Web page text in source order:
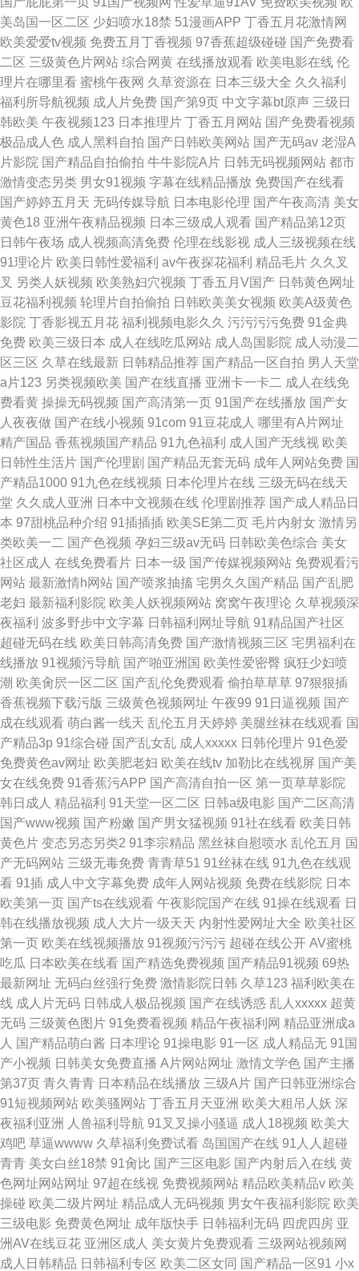
美岛国一区二区 少妇喷水18禁 51漫画APP 丁香五月花激情网
欧美爱爱tv视频 免费五月丁香视频 97香蕉超级碰碰 国产免费看
二区 三级黄色片网站 综合网黄 在线播放观看 欧美电影在线 伦
理片在哪里看 蜜桃午夜网 久草资源在 日本三级大全 久久福利
福利所导航视频 成人片免费 国产第9页 中文字幕bt原声 三级日
韩欧美 午夜视频123 日本推理片 丁香五月网站 国产免费看视频
极品成人色 成人黑料自拍 国产日韩欧美网站 国产无码av 老湿A
片影院 国产精品自拍偷拍 牛牛影院A片 日韩无码视频网站 都市
激情变态另类 男女91视频 字幕在线精品播放 免费国产在线看
国产婷婷五月天 无码传媒导航 日本电影伦理 国产午夜高清 美女
黄色18 亚洲午夜精品视频 日本三级成人观看 国产精品第12页
日韩午夜场 成人视频高清免费 伦理在线影视 成人三级视频在线
91理论片 欧美日韩性爱福利 av午夜探花福利 精品毛片 久久叉
叉 另类人妖视频 欧美熟妇穴视频 丁香五月V国产 日韩黄色网址
豆花福利视频 轮理片自拍偷拍 日韩欧美美女视频 欧美A级黄色
影院 丁香影视五月花 福利视频电影久久 污污污污免费 91金典
免费 欧美三级日本 成人在线吃瓜网站 成人岛国影院 成人动漫二
区三区 久草在线最新 日韩精品推荐 国产精品一区自拍 男人天堂
a片123 另类视频欧美 国产在线直播 亚洲卡一卡二 成人在线免
费看黄 操操无码视频 国产高清第一页 91国产在线播放 国产女
人夜夜做 国产在线小视频 91com 91豆花成人 哪里有A片网址
精产国品 香蕉视频国产精品 91九色福利 成人国产无线视 欧美
日韩性生活片 国产伦理剧 国产精品无套无码 成年人网站免费 国
产精品1000 91九色在线视频 日本伦理片在线 三级无码在线天
堂 久久成人亚洲 日本中文视频在线 伦理剧推荐 国产成人精品日
本 97甜桃品种介绍 91插插插 欧美SE第二页 毛片内射女 激情另
类欧美一二 国产色视频 孕妇三级av无码 日韩欧美色综合 美女
社区成人 在线免费看片 日本一级 国产传媒视频网站 免费观看污
网站 最新激情h网站 国产喷浆抽搐 宅男久久国产精品 国产乱肥
老妇 最新福利影院 欧美人妖视频网站 窝窝午夜理论 久草视频深
夜福利 波多野步中文字幕 日韩福利网址导航 91精品国产社区
超碰无码在线 欧美日韩高清免费 国产激情视频三区 宅男福利在
线播放 91视频污导航 国产啪亚洲国 欧美性爱密臀 疯狂少妇喷
潮 欧美肏屄一区二区 国产乱伦免费观看 偷拍草草草 97狠狠插
香蕉视频下载污版 三级黄色视频网址 午夜99 91日逼视频 国产
成在线观看 萌白酱一线天 乱伦五月天婷婷 美腿丝袜在线观看 国
产精品3p 91综合碰 国产乱女乱 成人xxxxx 日韩伦理片 91色爱
免费黄色av网址 欧美肥老妇 欧美在线tv 加勒比在线视屏 国产美
女在线免费 91香蕉污APP 国产高清自拍一区 第一页草草影院
韩日成人 精品福利 91天堂一区二区 日韩a级电影 国产二区高清
国产www视频 国产粉嫩 国产男女猛视频 91社在线看 欧美日韩
黄色片 变态另态另类2 91李宗精品 黑丝袜自慰喷水 乱伦五月 国
产无码网站 三级无毒免费 青青草51 91丝袜在线 91九色在线观
看 91插 成人中文字幕免费 成年人网站视频 免费在线影院 日本
欧美第一页 国产ts在线观看 午夜影院国产在线 91操在线观看 日
韩在线播放视频 成人大片一级天天 内射性爱网址大全 欧美社区
第一页 欧美在线视频播放 91视频污污污 超碰在线公开 AV蜜桃
吃瓜 日本欧美在线看 国产精选免费视频 国产精品91视频 69热
最新网址 无码白丝强行免费 激情影院日韩 久草123 福利欧美在
线 成人片无码 日韩成人极品视频 国产在线诱惑 乱人xxxxx 超黄
无码 三级黄色图片 91免费看视频 精品午夜福利网 精品亚洲成a
人 国产精品萌白酱 日本理论 91操电影 91一区 成人精品无 91国
产小视频 日韩美女免费直播 A片网站网址 激情文学色 国产主播
第37页 青久青青 日本精品在线播放 三级A片 国产日韩亚洲综合
91短视频网站 欧美骚网站 丁香五月天亚洲 欧美大粗吊人妖 深
夜福利亚洲
人兽福利导航 91叉叉操小骚逼 成人18视频 欧美大
鸡吧 草逼wwww 久草福利免费试看 岛国国产在线 91人人超碰
青青 美女白丝18禁 91肏比 国产三区电影 国产内射后入在线 黄
色网址网站网址 97超在线视 免费视频网站 精品欧美精品v 欧美
操碰 欧美二级片网址 精品成人无码视频 男女午夜福利影院 欧美
三级电影 免费黄色网址 成年版快手 日韩福利无码 四虎四房 亚
洲AV在线豆花 亚洲区成人 美女黄片免费观看 三级网站视频网
成人日韩精品 日韩福利专区 欧美二区女同 国产精品一区91 小x